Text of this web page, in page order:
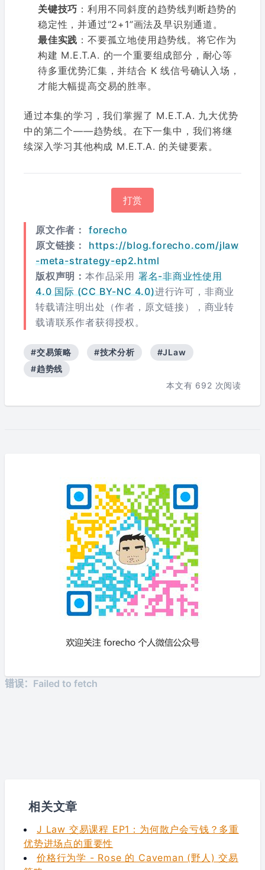
关键技巧 ：利用不同斜度的趋势线判断趋势的
稳定性，并通过“2+1”画法及早识别通道。
最佳实践 ：不要孤立地使用趋势线。将它作为
构建 M.E.T.A. 的一个重要组成部分，耐心等
待多重优势汇集，并结合 K 线信号确认入场，
才能大幅提高交易的胜率。
通过本集的学习，我们掌握了 M.E.T.A. 九大优势
中的第二个——趋势线。在下一集中，我们将继
续深入学习其他构成 M.E.T.A. 的关键要素。
打赏
原文作者：
forecho
原文链接：
https://blog.forecho.com/jlaw
-meta-strategy-ep2.html
版权声明： 本作品采用 署名-非商业性使用
4.0 国际 (CC BY-NC 4.0)进行许可，非商业
转载请注明出处（作者，原文链接），商业转
载请联系作者获得授权。
#交易策略 #技术分析
#JLaw
#趋势线
本文有 692 次阅读
相关文章
J Law 交易课程 EP1：为何散户会亏钱？多重
优势进场点的重要性
价格行为学 - Rose 的 Caveman (野人) 交易